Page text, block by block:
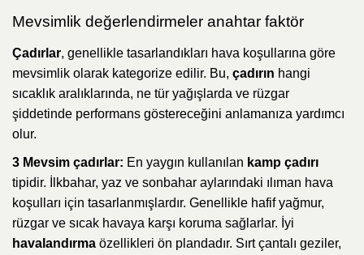
Mevsimlik değerlendirmeler anahtar faktör
Çadırlar, genellikle tasarlandıkları hava koşullarına göre
mevsimlik olarak kategorize edilir. Bu, çadırın hangi
sıcaklık aralıklarında, ne tür yağışlarda ve rüzgar
şiddetinde performans göstereceğini anlamanıza yardımcı
olur.
3 Mevsim çadırlar: En yaygın kullanılan kamp çadırı
tipidir. İlkbahar, yaz ve sonbahar aylarındaki ılıman hava
koşulları için tasarlanmışlardır. Genellikle hafif yağmur,
rüzgar ve sıcak havaya karşı koruma sağlarlar. İyi
havalandırma özellikleri ön plandadır. Sırt çantalı geziler,